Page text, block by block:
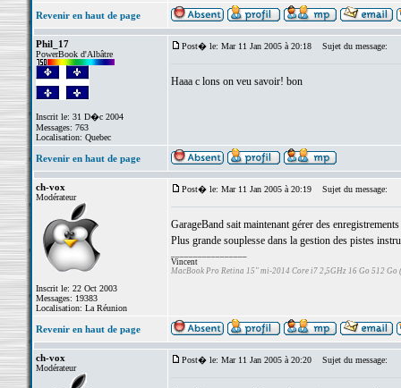
Revenir en haut de page
Phil_17
PowerBook d'Albâtre
Inscrit le: 31 D�c 2004
Messages: 763
Localisation: Quebec
Post� le: Mar 11 Jan 2005 à 20:18 Sujet du message:
Haaa c lons on veu savoir! bon
Revenir en haut de page
ch-vox
Modérateur
Inscrit le: 22 Oct 2003
Messages: 19383
Localisation: La Réunion
Post� le: Mar 11 Jan 2005 à 20:19 Sujet du message:
GarageBand sait maintenant gérer des
Plus grande souplesse dans la gestion des pistes
Vincent
MacBook Pro Retina 15" mi-2014 Core i7 2,5GHz 16 Go 512 Go
Revenir en haut de page
ch-vox
Modérateur
Post� le: Mar 11 Jan 2005 à 20:20 Sujet du message: